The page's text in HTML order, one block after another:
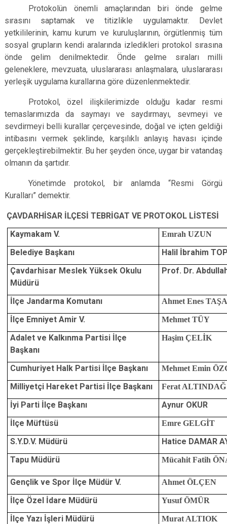
Protokolün önemli amaçlarından biri önde gelme
sırasını saptamak ve titizlikle uygulamaktır. Devlet
yetkililerinin, kamu kurum ve kuruluşlarının, örgütlenmiş tüm
sosyal grupların kendi aralarında izledikleri protokol sırasına
önde gelim denilmektedir. Önde gelme sıraları milli
geleneklere, mevzuata, uluslararası anlaşmalara, uluslararası
yerleşik uygulama kurallarına göre düzenlenmektedir.
Protokol, özel ilişkilerimizde olduğu kadar resmi
temaslarımızda da saymayı ve saydırmayı, sevmeyi ve
sevdirmeyi belli kurallar çerçevesinde, doğal ve içten geldiği
intibasını vermek şeklinde, karşılıklı anlayış havası içinde
gerçekleştirebilmektir. Bu her şeyden önce, uygar bir vatandaş
olmanın da şartıdır.
Yönetimde protokol, bir anlamda “Resmi Görgü
Kuralları” demektir.
ÇAVDARHİSAR İLÇESİ TEBRİGAT VE PROTOKOL LİSTESİ
Kaymakam V.
Emrah UZUN
Belediye Başkanı
Halil İbrahim
Çavdarhisar Meslek Yüksek Okulu
Müdürü
Prof. Dr.
İlçe Jandarma Komutanı Ahmet Enes
İlçe Emniyet Amir V. Mehmet TÜY
Adalet ve Kalkınma Partisi İlçe
Başkanı
Haşim ÇELİK
Cumhuriyet Halk Partisi İlçe Başkanı Mehmet Emin
Milliyetçi Hareket Partisi İlçe Başkanı Ferat ALTINDAĞ
İyi Parti İlçe Başkanı
Aynur OKUR
İlçe Müftüsü
Emre GELGİT
S.Y.D.V. Müdürü
Hatice DAMAR
Tapu Müdürü
Mücahit Fatih
Gençlik ve Spor İlçe Müdür V. Ahmet ÖLÇEN
İlçe Özel İdare Müdürü Yusuf ÖMÜR
İlçe Yazı İşleri Müdürü Murat ALTIOK